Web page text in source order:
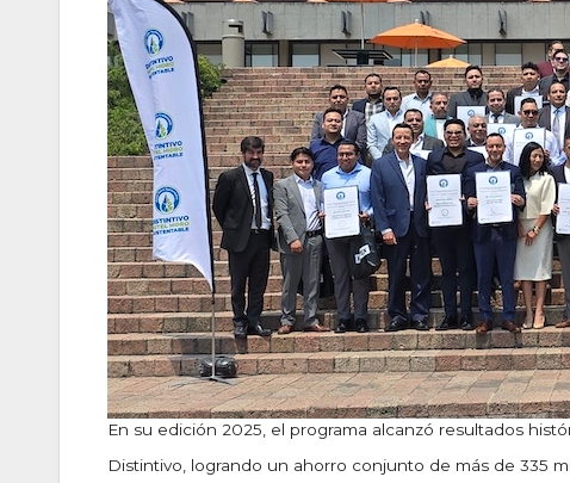
En su edición 2025, el programa alcanzó resultados
Distintivo, logrando un ahorro conjunto de más de 335